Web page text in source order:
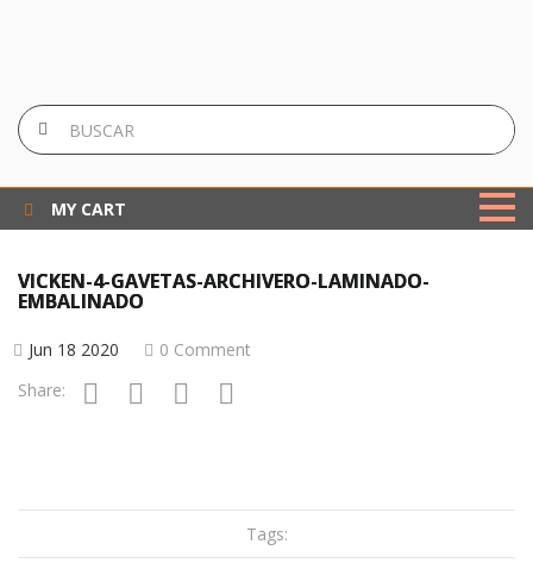
MY CART
VICKEN-4-GAVETAS-ARCHIVERO-LAMINADO-
EMBALINADO
Jun 18 2020
0 Comment
Share:
Tags: